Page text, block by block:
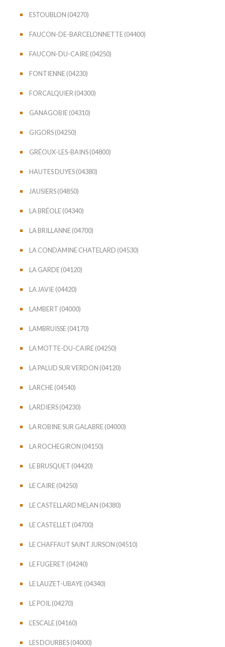
ESTOUBLON (04270)
FAUCON-DE-BARCELONNETTE (04400)
FAUCON-DU-CAIRE (04250)
FONTIENNE (04230)
FORCALQUIER (04300)
GANAGOBIE (04310)
GIGORS (04250)
GRÉOUX-LES-BAINS (04800)
HAUTES DUYES (04380)
JAUSIERS (04850)
LA BRÉOLE (04340)
LA BRILLANNE (04700)
LA CONDAMINE CHATELARD (04530)
LA GARDE (04120)
LA JAVIE (04420)
LAMBERT (04000)
LAMBRUISSE (04170)
LA MOTTE-DU-CAIRE (04250)
LA PALUD SUR VERDON (04120)
LARCHE (04540)
LARDIERS (04230)
LA ROBINE SUR GALABRE (04000)
LA ROCHEGIRON (04150)
LE BRUSQUET (04420)
LE CAIRE (04250)
LE CASTELLARD MELAN (04380)
LE CASTELLET (04700)
LE CHAFFAUT SAINT JURSON (04510)
LE FUGERET (04240)
LE LAUZET-UBAYE (04340)
LE POIL (04270)
L'ESCALE (04160)
LES DOURBES (04000)